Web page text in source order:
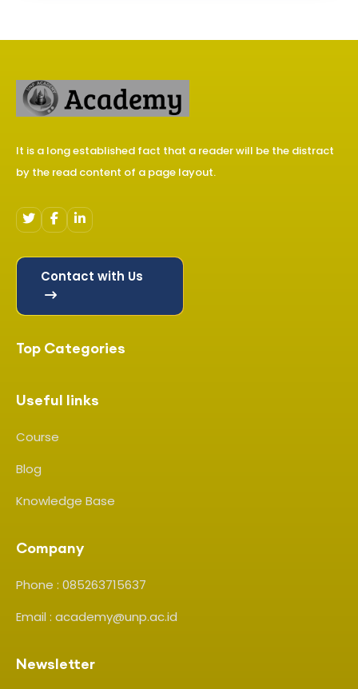
It is a long established fact that a reader will be the distract
by the read content of a page layout.
Contact with Us
Top Categories
Useful links
Course
Blog
Knowledge Base
Company
Phone : 085263715637
Email : academy@unp.ac.id
Newsletter